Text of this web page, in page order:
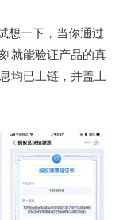
想一下，当你通过
就能验证产品的真
均已上链，并盖上